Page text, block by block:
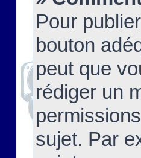
Pour
bouton
peut que
rédiger un
sujet. Par